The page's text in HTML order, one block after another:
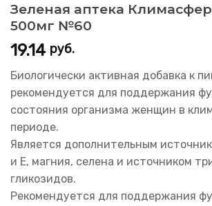
Зеленая аптека
500мг №60
19.14 руб.
Биологически активная добавка к
рекомендуется для поддержания
состояния организма женщин в
периоде.
Является дополнительным
и Е, магния, селена и источником
гликозидов.
Рекомендуется для поддержания